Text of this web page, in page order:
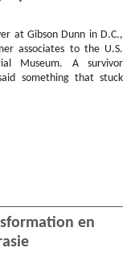
at Gibson Dunn in D.C.,
associates to the U.S.
Museum. A survivor
something that stuck
en